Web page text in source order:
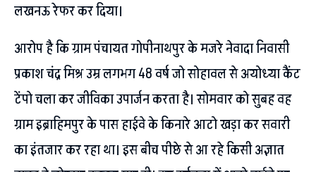
लखनऊ रेफर कर दिया।
आरोप है कि ग्राम पंचायत गोपीनाथपुर के मजरे नेवादा निवासी
प्रकाश चंद्र मिश्र उम्र लगभग 48 वर्ष जो सोहावल से अयोध्या कैंट
टेंपो चला कर जीविका उपार्जन करता है। सोमवार को सुबह वह
ग्राम इब्राहिमपुर के पास हाईवे के किनारे आटो खड़ा कर सवारी
का इंतजार कर रहा था। इस बीच पीछे से आ रहे किसी अज्ञात